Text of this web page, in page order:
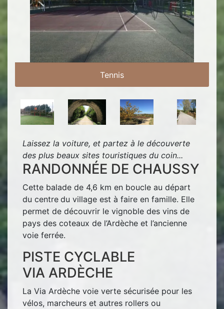
Tennis
Laissez la voiture, et partez à le découverte
des plus beaux sites touristiques du coin...
RANDONNÉE DE CHAUSSY
Cette balade de 4,6 km en boucle au départ
du centre du village est à faire en famille. Elle
permet de découvrir le vignoble des vins de
pays des coteaux de l’Ardèche et l’ancienne
voie ferrée.
PISTE CYCLABLE
VIA ARDÈCHE
La Via Ardèche voie verte sécurisée pour les
vélos, marcheurs et autres rollers ou